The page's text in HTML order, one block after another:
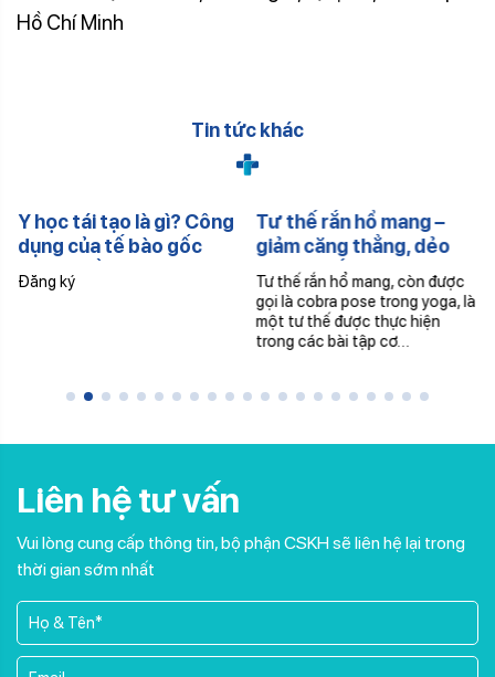
Hồ Chí Minh
Tin tức khác
Y học tái tạo là gì? Công
dụng của tế bào gốc
trong điều trị thoái hóa
khớp
Đăng ký
Tư thế rắn hổ mang –
giảm căng thẳng, dẻo
dai cột sống
Tư thế rắn hổ mang, còn được
gọi là cobra pose trong yoga, là
một tư thế được thực hiện
trong các bài tập cơ…
Liên hệ tư vấn
Vui lòng cung cấp thông tin, bộ phận CSKH sẽ liên hệ lại trong
thời gian sớm nhất